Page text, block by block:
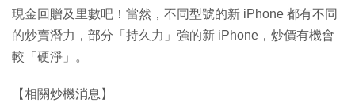
現金回贈及里數吧！當然，不同型號的新 iPhone 都有不同
的炒賣潛力，部分「持久力」強的新 iPhone，炒價有機會
較「硬淨」。
【相關炒機消息】